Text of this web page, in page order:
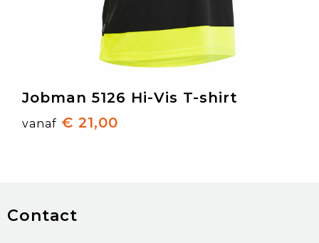
Jobman 5126 Hi-Vis T-shirt
vanaf € 21,00
Contact